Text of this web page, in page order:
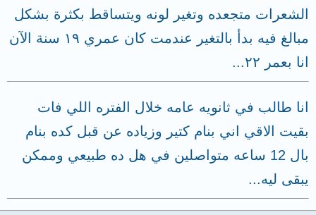
الشعرات متجعده وتغير لونه ويتساقط بكثرة بشكل
مبالغ فيه بدأ بالتغير عندمت كان عمري ١٩ سنة الآن
انا بعمر ٢٢...
انا طالب في ثانويه عامه خلال الفتره اللي فات
بقيت الاقي اني بنام كتير وزياده عن قبل كده بنام
بال 12 ساعه متواصلين في هل ده طبيعي وممكن
يبقى ليه...